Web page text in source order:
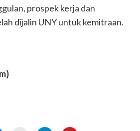
prospek kerja dan
dijalin UNY untuk kemitraan.